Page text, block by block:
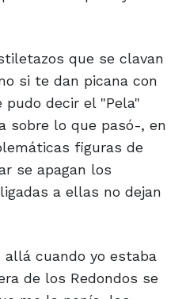
que se clavan
si te dan picana con
decir el "Pela"
sobre lo que pasó-, en
figuras de
se apagan los
a ellas no dejan
cuando yo estaba
de los Redondos se